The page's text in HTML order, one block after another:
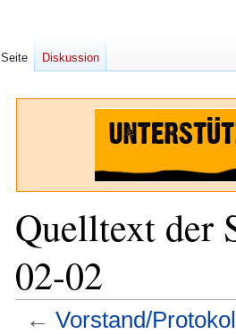
Quelltext der
02-02
← Vorstand/
Seite Diskussion